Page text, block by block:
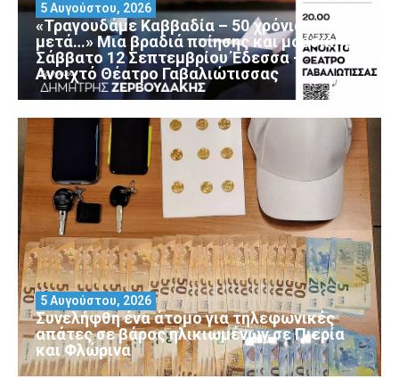
«Τραγουδάμε Καββαδία – 50 χρόνια
μετά…» Μια βραδιά ποίησης και μουσικής
Σάββατο 12 Σεπτεμβρίου Έδεσσα –
Ανοιχτό Θέατρο Γαβαλιώτισσας
5 Αυγούστου, 2026
Συνελήφθη ένα άτομο για τηλεφωνικές
απάτες σε βάρος ηλικιωμένων σε Πιερία
και Φλώρινα
5 Αυγούστου, 2026